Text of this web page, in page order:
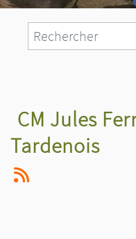
CM Jules
Tardenois